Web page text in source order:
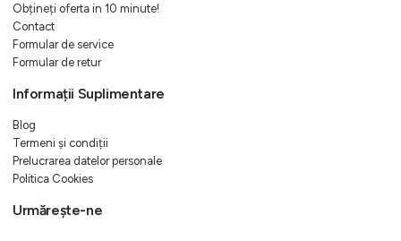
Obțineți oferta in 10 minute!
Contact
Formular de service
Formular de retur
Informații Suplimentare
Blog
Termeni și condiții
Prelucrarea datelor personale
Politica Cookies
Urmărește-ne